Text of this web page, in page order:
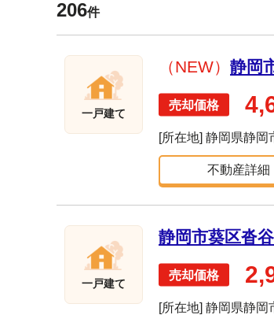
206件
一戸建て
（NEW） 静岡
[所在地] 静岡県静岡
不動産詳細
一戸建て
静岡市葵区沓
[所在地] 静岡県静岡